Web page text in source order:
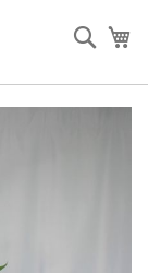
搜
索